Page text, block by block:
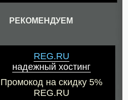
РЕКОМЕНДУЕМ
REG.RU
надежный хостинг
Промокод на скидку 5%
REG.RU